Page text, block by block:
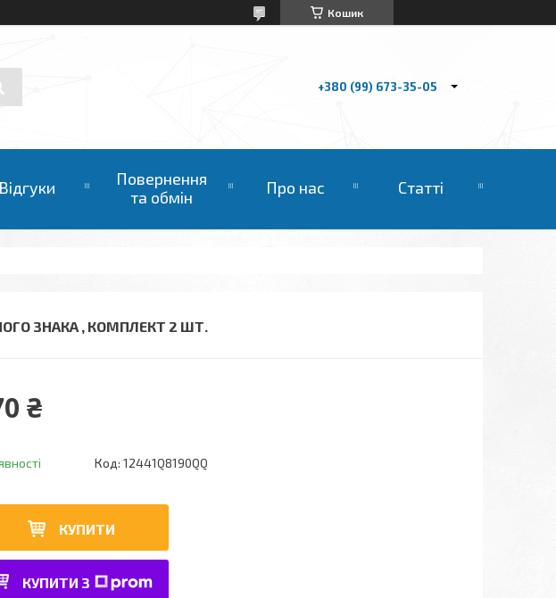
Кошик
+380 (99) 673-35-05
Відгуки
Повернення
та обмін
Про нас Статті
ЗНАКА , КОМПЛЕКТ 2 ШТ.
₴
Код: 12441Q8190QQ
КУПИТИ
КУПИТИ З